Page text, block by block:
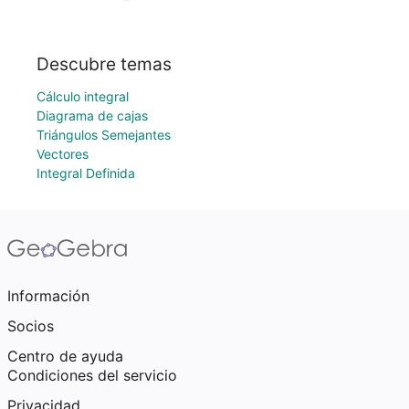
Descubre temas
Cálculo integral
Diagrama de cajas
Triángulos Semejantes
Vectores
Integral Definida
Información
Socios
Centro de ayuda
Condiciones del servicio
Privacidad